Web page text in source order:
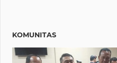
KOMUNITAS